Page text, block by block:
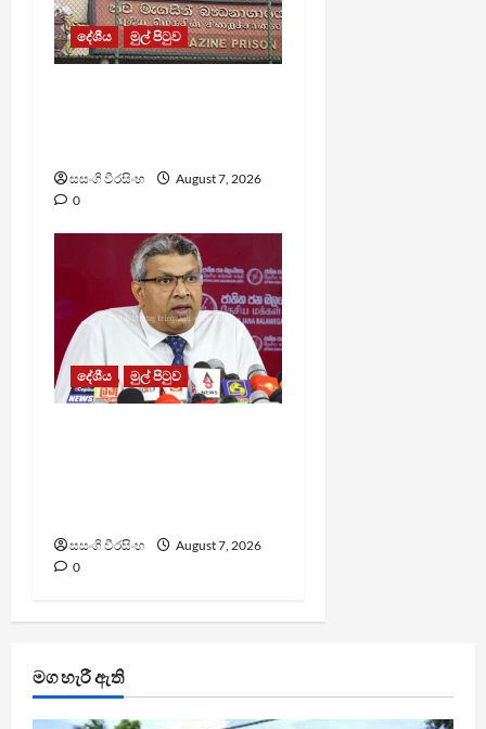
දේශීය මුල් පිටුව
සසංගි වීරසිංහ
August 7, 2026
0
දේශීය මුල් පිටුව
සසංගි වීරසිංහ
August 7, 2026
0
මග හැරී ඇති